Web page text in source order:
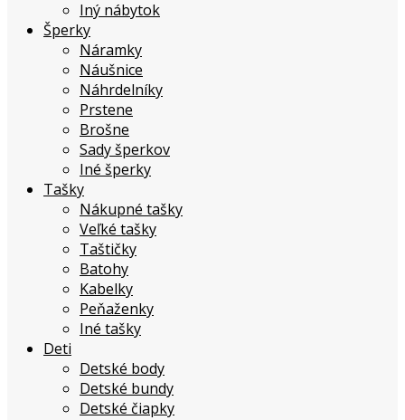
Iný nábytok
Šperky
Náramky
Náušnice
Náhrdelníky
Prstene
Brošne
Sady šperkov
Iné šperky
Tašky
Nákupné tašky
Veľké tašky
Taštičky
Batohy
Kabelky
Peňaženky
Iné tašky
Deti
Detské body
Detské bundy
Detské čiapky